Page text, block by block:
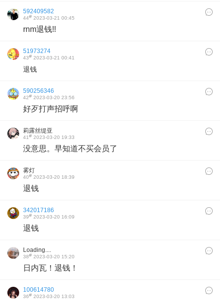
592409582
44# 2023-03-21 00:45
rnm退钱!!
51973274
43# 2023-03-21 00:41
退钱
590256346
42# 2023-03-20 23:56
好歹打声招呼啊
莉露丝缇亚
41# 2023-03-20 19:33
没意思。早知道不买会员了
雾灯
40# 2023-03-20 18:39
退钱
342017186
39# 2023-03-20 16:09
退钱
Loading....
38# 2023-03-20 15:20
日内瓦！退钱！
100614780
36# 2023-03-20 13:03